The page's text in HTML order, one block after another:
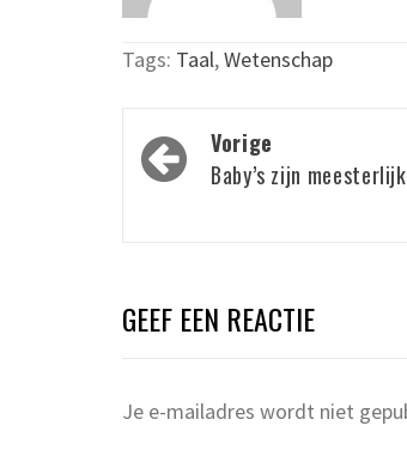
Tags: Taal,Wetenschap
Bericht
navigatie
Vorige
Baby’s zijn
GEEF EEN REACTIE
Je e-mailadres wordt niet